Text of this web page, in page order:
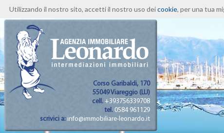
Utilizzando il nostro sito, accetti il nostro uso deicookie, per una tua
Corso Garibaldi, 170
55049 Viareggio (LU)
cell. +393756339708
tel. 0584 961129
scrivici a: info@immobiliare-leonardo.it